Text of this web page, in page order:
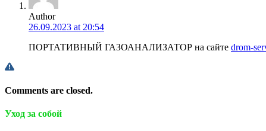
Author
26.09.2023 at 20:54
ПОРТАТИВНЫЙ ГАЗОАНАЛИЗАТОР на сайте drom-
Comments are closed.
Уход за собой